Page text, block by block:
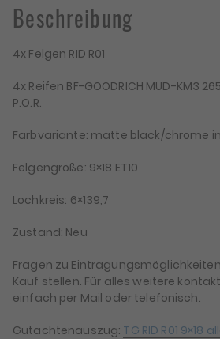
265/60/18
Menge
Beschreibung
4x Felgen RID R01
4x Reifen BF-GOODRICH MUD-KM3
P.O.R.
Farbvariante: matte black/chrome
Felgengröße: 9×18 ET10
Lochkreis: 6×139,7
Zustand: Neu
Fragen zu
Kauf stellen. Für alles weitere
einfach per Mail oder telefonisch.
Gutachtenauszug: TG RID R01 9×18